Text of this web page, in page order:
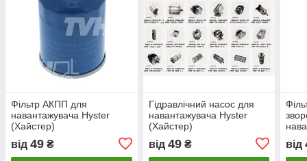
Фільтр АКПП для
навантажувача Hyster
(Хайстер)
від 49 ₴
Гідравлічний насос для
навантажувача Hyster
(Хайстер)
від 49₴ від